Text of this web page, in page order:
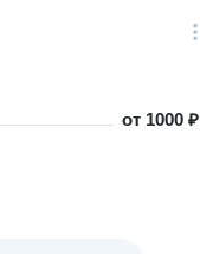
от 1000 ₽